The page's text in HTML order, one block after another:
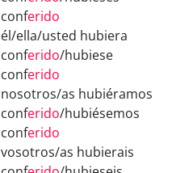
conferido
él/ella/usted hubiera
conferido/hubiese
conferido
nosotros/as hubiéramos
conferido/hubiésemos
conferido
vosotros/as hubierais